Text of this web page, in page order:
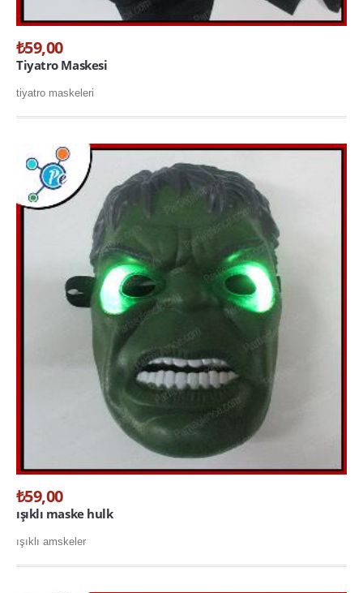
₺59,00
Tiyatro Maskesi
tiyatro maskeleri
₺59,00
ışıklı maske hulk
ışıklı amskeler